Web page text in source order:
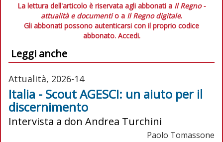
La lettura dell'articolo è riservata agli abbonati a Il Regno -
attualità e documentio a Il Regno digitale.
Gli abbonati possono autenticarsi con il proprio codice
abbonato. Accedi.
Leggi anche
Attualità, 2026-14
Italia - Scout AGESCI: un aiuto per il
discernimento
Intervista a don Andrea Turchini
Paolo Tomassone